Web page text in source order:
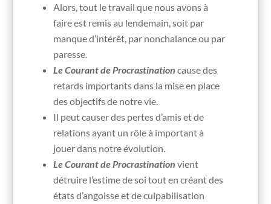
Alors, tout le travail que nous avons à
faire est remis au lendemain, soit par
manque d’intérêt, par nonchalance ou par
paresse.
Le Courant de Procrastination cause des
retards importants dans la mise en place
des objectifs de notre vie.
Il peut causer des pertes d’amis et de
relations ayant un rôle à important à
jouer dans notre évolution.
Le Courant de Procrastination vient
détruire l’estime de soi tout en créant des
états d’angoisse et de culpabilisation